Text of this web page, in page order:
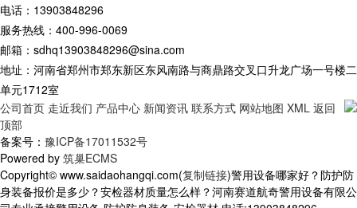
电话：13903848296
服务热线：400-996-0069
邮箱：sdhq13903848296@sina.com
地址：河南省郑州市郑东新区东风南路与商鼎路交叉口升龙广场一号楼二
单元1712室
公司首页 走近我们 产品中心 新闻资讯 联系方式 网站地图 XML 返回
顶部
备案号： 豫ICP备17011532号
Powered by 筑巢ECMS
Copyright© www.saidaohangqi.com(复制链接)警用设备哪家好？防护防
身装备报价是多少？安检器材质量怎么样？河南赛道航奇警用设备有限公